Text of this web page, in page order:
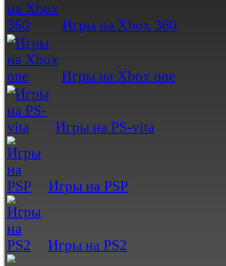
Игры на Xbox 360
Игры на Xbox one
Игры на PS-vita
Игры на PSP
Игры на PS2